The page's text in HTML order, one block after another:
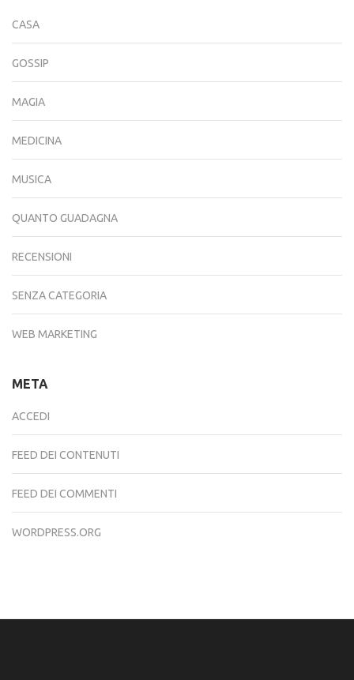
CASA
GOSSIP
MAGIA
MEDICINA
MUSICA
QUANTO GUADAGNA
RECENSIONI
SENZA CATEGORIA
WEB MARKETING
META
ACCEDI
FEED DEI CONTENUTI
FEED DEI COMMENTI
WORDPRESS.ORG